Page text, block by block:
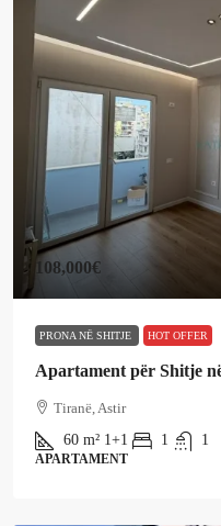
108,000€
PRONA NË SHITJE HOT OFFER
Apartament për Shitje
Tiranë, Astir
60 m² 1+1 1 1
APARTAMENT